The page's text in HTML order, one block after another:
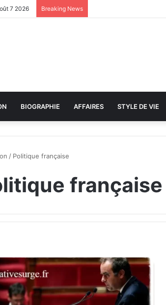
7 2026 Breaking News
BIOGRAPHIE AFFAIRES STYLE DE VIE
/ Politique française
française